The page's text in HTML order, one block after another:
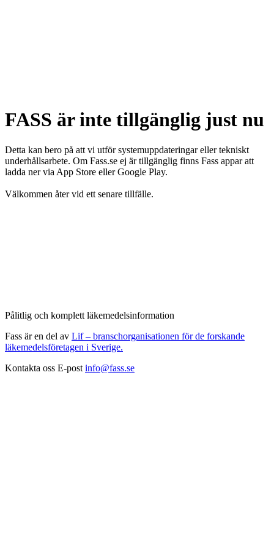
FASS är inte tillgänglig just nu
Detta kan bero på att vi utför systemuppdateringar eller tekniskt
underhållsarbete. Om Fass.se ej är tillgänglig finns Fass appar att
ladda ner via App Store eller Google Play.
Välkommen åter vid ett senare tillfälle.
Pålitlig och komplett läkemedelsinformation
Fass är en del av Lif – branschorganisationen för de forskande
läkemedelsföretagen i Sverige.
Kontakta oss E-post info@fass.se